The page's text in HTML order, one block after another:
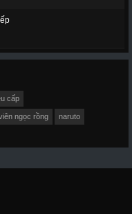
cấp
ngọc rồng naruto